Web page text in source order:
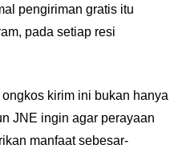
pengiriman gratis itu
pada setiap ‎resi
kirim ini bukan hanya
JNE ingin agar perayaan
manfaat sebesar-